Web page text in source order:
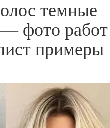
темные
фото работ
примеры